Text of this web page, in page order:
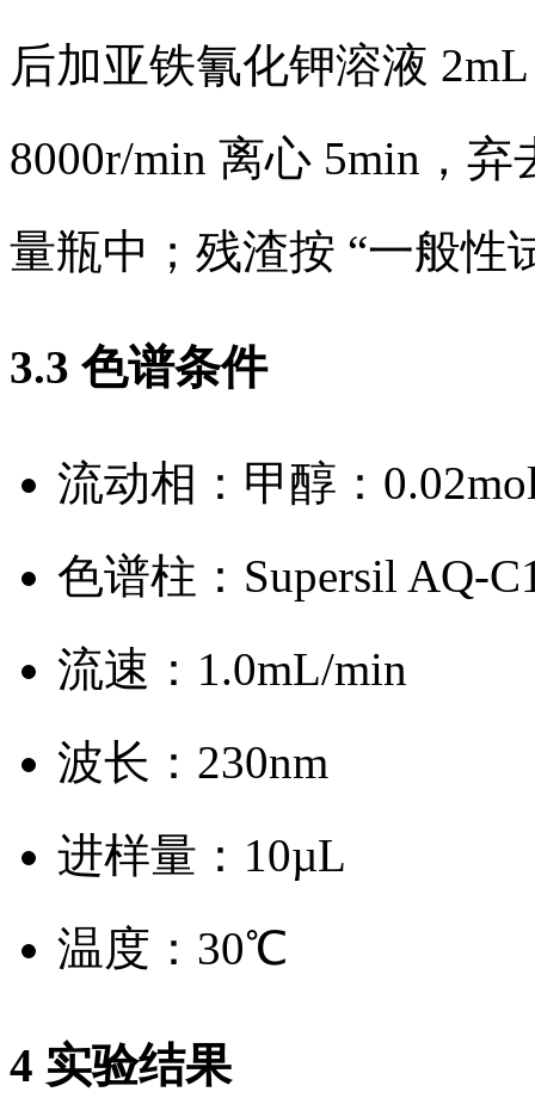
后加亚铁氰化钾溶液
8000r/min 离心 5min，
量瓶中；残渣按 “一般性
3.3 色谱条件
流动相：甲醇：
色谱柱：Supersil AQ-
流速：1.0mL/min
波长：230nm
进样量：10µL
温度：30℃
4 实验结果